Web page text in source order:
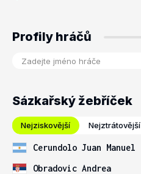
Profily hráčů
Sázkařský žebříček
Nejziskovější Nejztrátovější
Cerundolo Juan Manuel
Obradovic Andrea